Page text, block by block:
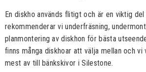
En diskho används flitigt och är en viktig
rekommenderar vi underfräsning,
planmontering av diskhon för bästa
finns många diskhoar att välja mellan och
mest av till bänkskivor i Silestone.